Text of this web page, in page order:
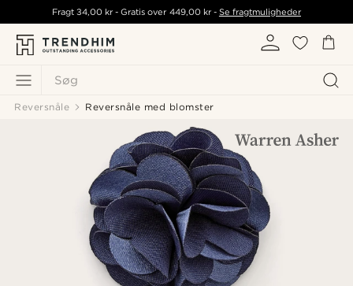
Søg
Fragt34,00 kr - Gratis over 449,00 kr- Se fragtmuligheder
Reversnåle Reversnåle med blomster